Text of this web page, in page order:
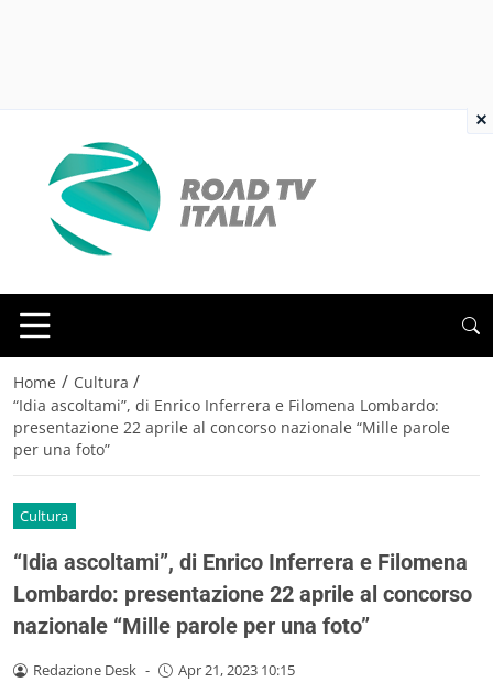
Home / Cultura /
“Idia ascoltami”, di Enrico Inferrera e Filomena Lombardo:
presentazione 22 aprile al concorso nazionale “Mille parole
per una foto”
Cultura
“Idia ascoltami”, di Enrico Inferrera e Filomena
Lombardo: presentazione 22 aprile al concorso
nazionale “Mille parole per una foto”
Redazione Desk - Apr 21, 2023 10:15
×